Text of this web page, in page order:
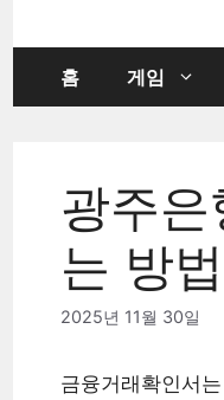
홈 게임
광주
는 방법
2025년 11월 30일
금융거래확인서